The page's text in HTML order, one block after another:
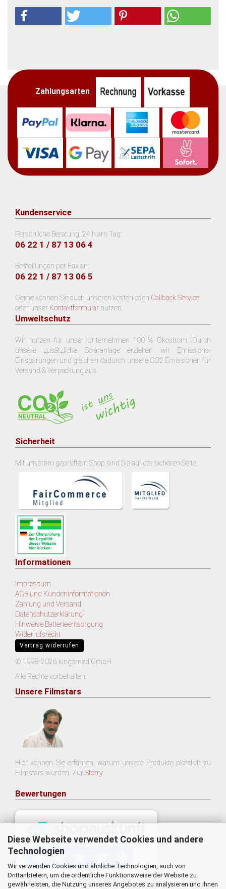
Diese Webseite verwendet Cookies und andere
Technologien
Wir verwenden Cookies und ähnliche Technologien, auch von
Drittanbietern, um die ordentliche Funktionsweise der Website zu
gewährleisten, die Nutzung unseres Angebotes zu analysieren und Ihnen
Zahlungsarten
Kundenservice
Persönliche Beratung, 24 h am Tag:
06 22 1 / 87 13 06 4
Bestellungen per Fax an:
06 22 1 / 87 13 06 5
Gerne können Sie auch unseren kostenlosen Callback Service
oder unser Kontaktformular nutzen.
Umweltschutz
Wir nutzen für unser Unternehmen 100 % Ökostrom. Durch
unsere zusätzliche Solaranlage erzielten wir Emissions-
Einsparungen und gleichen dadurch unsere CO2 Emissionen für
Versand & Verpackung aus.
Sicherheit
Mit unserem geprüftem Shop sind Sie auf der sicheren Seite.
Informationen
Impressum
AGB und Kundeninformationen
Zahlung und Versand
Datenschutzerklärung
Hinweise Batterieentsorgung
Widerrufsrecht
Vertrag widerrufen
© 1998-2026 kingsmed GmbH
Alle Rechte vorbehalten.
Unsere Filmstars
Hier können Sie erfahren, warum unsere Produkte plötzlich zu
Filmstars wurden. ZurStorry
Bewertungen